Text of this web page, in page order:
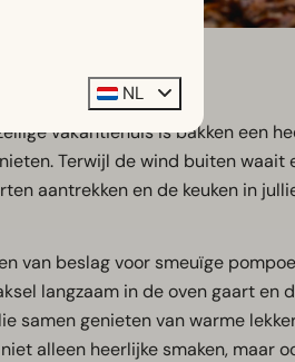
vakantiehuis is bakken een
Terwijl de wind buiten
aantrekken en de keuken in
van beslag voor smeuïge
langzaam in de oven gaart en
samen genieten van warme
alleen heerlijke smaken, maar
NL